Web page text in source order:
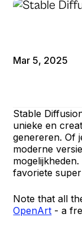
Mar 5, 2025
Stable
unieke en
genereren. Of
moderne
favoriete
Note that all
OpenArt - a